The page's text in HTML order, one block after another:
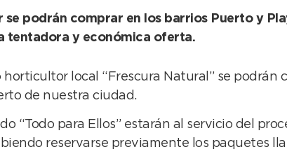
podrán comprar en los barrios Puerto y
tentadora y económica oferta.
local “Frescura Natural” se podrán
de nuestra ciudad.
“Todo para Ellos” estarán al servicio del
reservarse previamente los paquetes